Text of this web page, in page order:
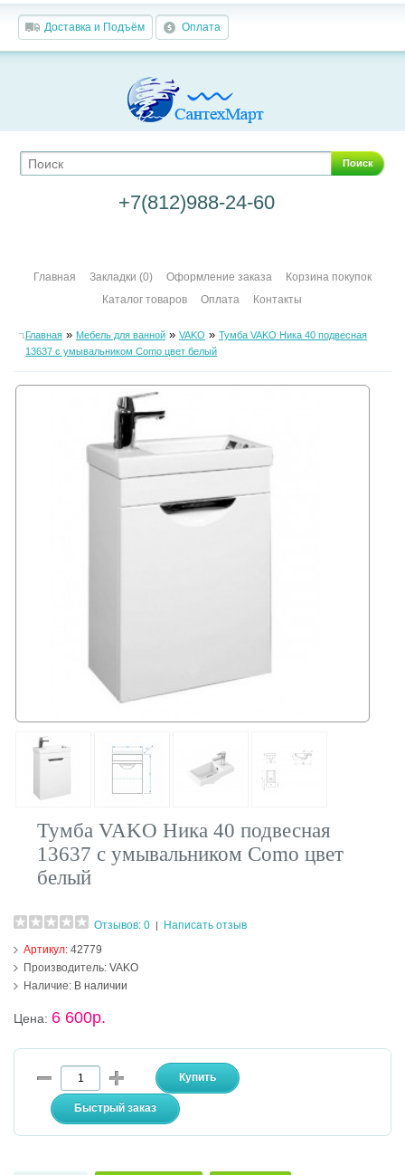
Доставка и Подъём Оплата
Поиск
+7(812)988-24-60
Главная Закладки (0) Оформление заказа
Корзина покупок
Каталог товаров
Оплата Контакты
Главная» Мебель для ванной» VAKO » Тумба VAKO Ника 40 подвесная
13637 с умывальником Como цвет белый
Тумба VAKO Ника 40 подвесная
13637 с умывальником Como цвет
белый
Отзывов: 0
Написать отзыв
Артикул:42779
Производитель: VAKO
Наличие: В наличии
Цена: 6 600р.